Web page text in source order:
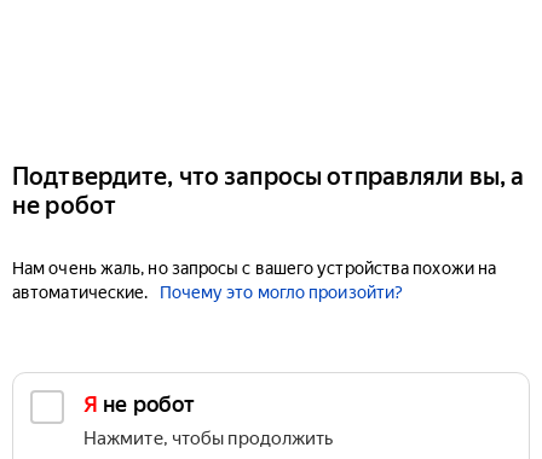
Подтвердите, что запросы отправляли вы, а
не робот
Нам очень жаль, но запросы с вашего устройства похожи на
автоматические.
Почему это могло произойти?
Я не робот
Нажмите, чтобы продолжить